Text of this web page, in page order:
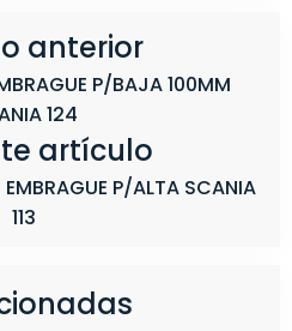
I
anterior
P/BAJA 100MM
124
artículo
P/ALTA SCANIA
113